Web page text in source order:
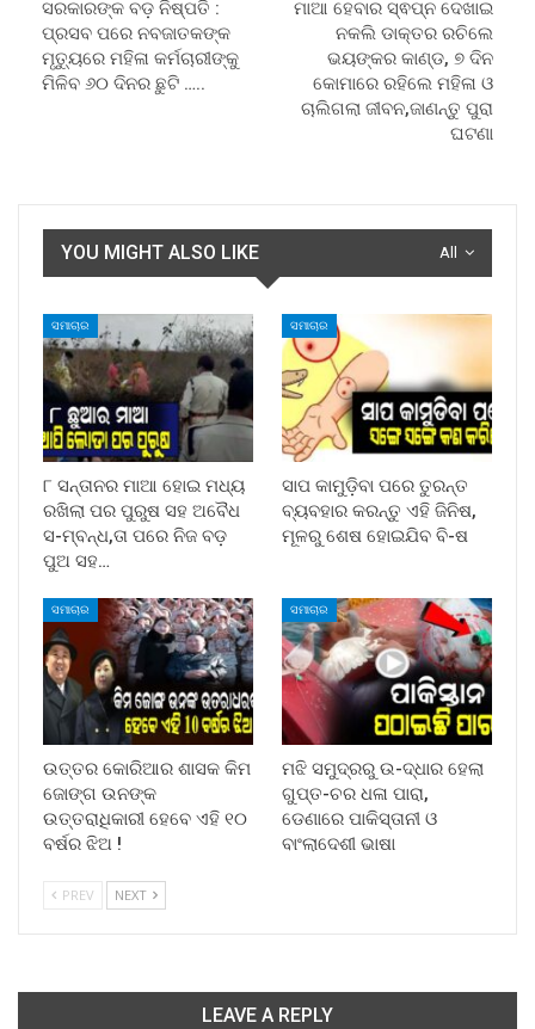
ସରକାରଙ୍କ ବଡ଼ ନିଷ୍ପତି :
ପ୍ରସବ ପରେ ନବଜାତକଙ୍କ
ମୃତ୍ୟୁରେ ମହିଳା କର୍ମଚାରୀଙ୍କୁ
ମିଳିବ ୬୦ ଦିନର ଛୁଟି …..
ମାଆ ହେବାର ସ୍ଵପ୍ନ ଦେଖାଇ
ନକଲି ଡାକ୍ତର ରଚିଲେ
ଭୟଙ୍କର କାଣ୍ଡ, ୭ ଦିନ
କୋମାରେ ରହିଲେ ମହିଳା ଓ
ଚାଲିଗଲା ଜୀବନ,ଜାଣନ୍ତୁ ପୁରା
ଘଟଣା
All
YOU MIGHT ALSO LIKE
ସମାଚାର
୮ ସନ୍ତାନର ମାଆ ହୋଇ ମଧ୍ୟ
ରଖିଲା ପର ପୁରୁଷ ସହ ଅବୈଧ
ସ-ମ୍ବନ୍ଧ,ତା ପରେ ନିଜ ବଡ଼
ପୁଅ ସହ…
ସମାଚାର
ସାପ କାମୁଡ଼ିବା ପରେ ତୁରନ୍ତ
ବ୍ୟବହାର କରନ୍ତୁ ଏହି ଜିନିଷ,
ମୂଳରୁ ଶେଷ ହୋଇଯିବ ବି-ଷ
ସମାଚାର
ଉତ୍ତର କୋରିଆର ଶାସକ କିମ
ଜୋଙ୍ଗ ଉନଙ୍କ
ଉତ୍ତରାଧିକାରୀ ହେବେ ଏହି ୧୦
ବର୍ଷର ଝିଅ !
ସମାଚାର
ମଝି ସମୁଦ୍ରରୁ ଉ-ଦ୍ଧାର ହେଲା
ଗୁପ୍ତ-ଚର ଧଳା ପାରା,
ଡେଣାରେ ପାକିସ୍ତାନୀ ଓ
ବାଂଲାଦେଶୀ ଭାଷା
PREV NEXT
LEAVE A REPLY